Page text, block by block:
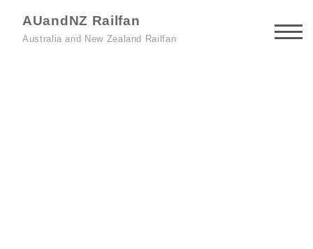
AUandNZ Railfan
Australia and New Zealand Railfan